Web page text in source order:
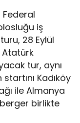
Federal
iş
28 Eylül
Atatürk
tur, aynı
Kadıköy
ile Almanya
birlikte